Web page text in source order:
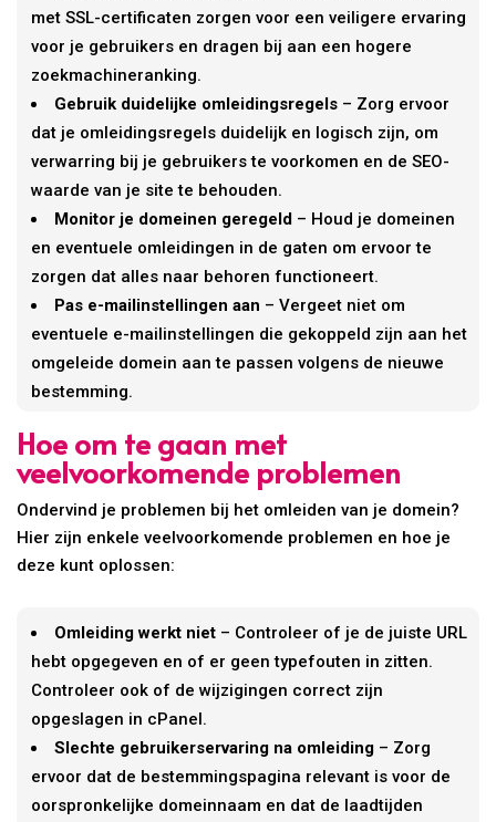
met SSL-certificaten zorgen voor een veiligere ervaring
voor je gebruikers en dragen bij aan een hogere
zoekmachineranking.
Gebruik duidelijke omleidingsregels – Zorg ervoor
dat je omleidingsregels duidelijk en logisch zijn, om
verwarring bij je gebruikers te voorkomen en de SEO-
waarde van je site te behouden.
Monitor je domeinen geregeld – Houd je domeinen
en eventuele omleidingen in de gaten om ervoor te
zorgen dat alles naar behoren functioneert.
Pas e-mailinstellingen aan – Vergeet niet om
eventuele e-mailinstellingen die gekoppeld zijn aan het
omgeleide domein aan te passen volgens de nieuwe
bestemming.
Hoe om te gaan met
veelvoorkomende problemen
Ondervind je problemen bij het omleiden van je domein?
Hier zijn enkele veelvoorkomende problemen en hoe je
deze kunt oplossen:
Omleiding werkt niet – Controleer of je de juiste URL
hebt opgegeven en of er geen typefouten in zitten.
Controleer ook of de wijzigingen correct zijn
opgeslagen in cPanel.
Slechte gebruikerservaring na omleiding – Zorg
ervoor dat de bestemmingspagina relevant is voor de
oorspronkelijke domeinnaam en dat de laadtijden